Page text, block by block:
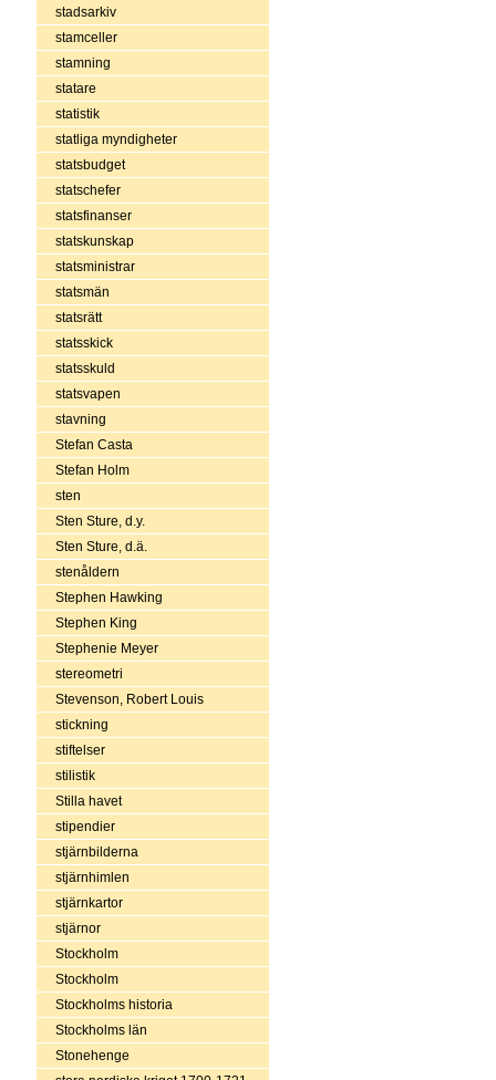
stadsarkiv
stamceller
stamning
statare
statistik
statliga myndigheter
statsbudget
statschefer
statsfinanser
statskunskap
statsministrar
statsmän
statsrätt
statsskick
statsskuld
statsvapen
stavning
Stefan Casta
Stefan Holm
sten
Sten Sture, d.y.
Sten Sture, d.ä.
stenåldern
Stephen Hawking
Stephen King
Stephenie Meyer
stereometri
Stevenson, Robert Louis
stickning
stiftelser
stilistik
Stilla havet
stipendier
stjärnbilderna
stjärnhimlen
stjärnkartor
stjärnor
Stockholm
Stockholm
Stockholms historia
Stockholms län
Stonehenge